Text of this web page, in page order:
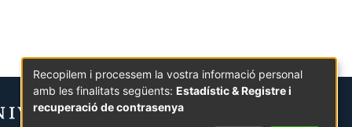
Recopilem i processem la vostra informació personal
amb les finalitats següents: Estadístic & Registre i
recuperació de contrasenya